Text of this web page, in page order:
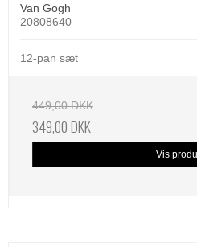
Van Gogh
20808640
12-pan sæt
449,00 DKK
349,00 DKK
Vis